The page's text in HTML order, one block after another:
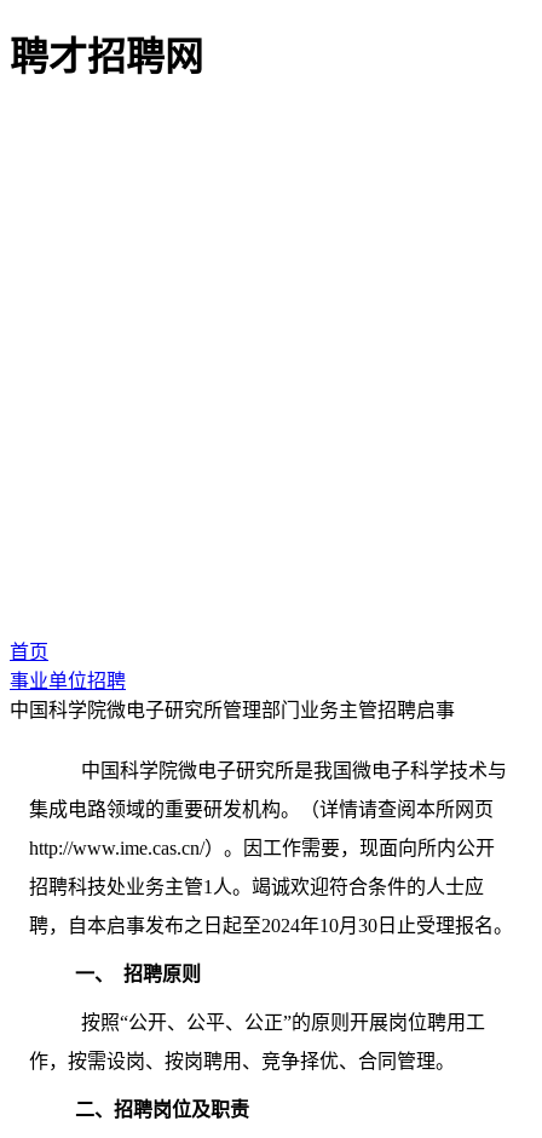
聘才招聘网
首页
事业单位招聘
中国科学院微电子研究所管理部门业务主管招聘启事
中国科学院微电子研究所是我国微电子科学技术与
集成电路领域的重要研发机构。（详情请查阅本所网页
http://www.ime.cas.cn/）。因工作需要，现面向所内公开
招聘科技处业务主管1人。竭诚欢迎符合条件的人士应
聘，自本启事发布之日起至2024年10月30日止受理报名。
一、 招聘原则
按照“公开、公平、公正”的原则开展岗位聘用工
作，按需设岗、按岗聘用、竞争择优、合同管理。
二、 招聘岗位及职责